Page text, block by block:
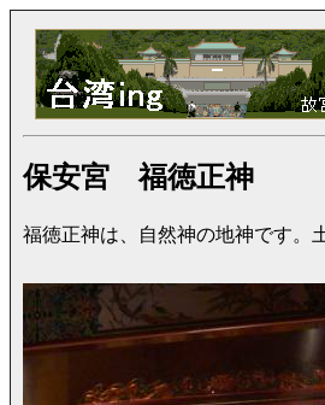
保安宮 福徳正神
福徳正神は、自然神の地神です。